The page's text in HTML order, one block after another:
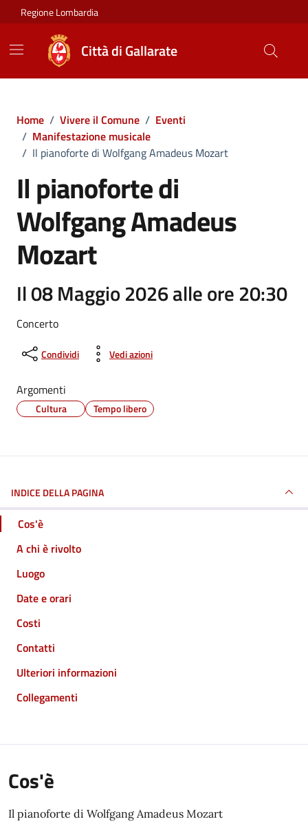
Vai ai contenuti
Vai al footer
Regione Lombardia
Città di Gallarate
Home / Vivere il Comune / Eventi
/ Manifestazione musicale
/ Il pianoforte di Wolfgang Amadeus Mozart
Il pianoforte di
Wolfgang Amadeus
Mozart
Il 08 Maggio 2026 alle ore 20:30
Concerto
Condividi Vedi azioni
Argomenti
Cultura Tempo libero
INDICE DELLA PAGINA
Cos'è
A chi è rivolto
Luogo
Date e orari
Costi
Contatti
Ulteriori informazioni
Collegamenti
Cos'è
Il pianoforte di Wolfgang Amadeus Mozart